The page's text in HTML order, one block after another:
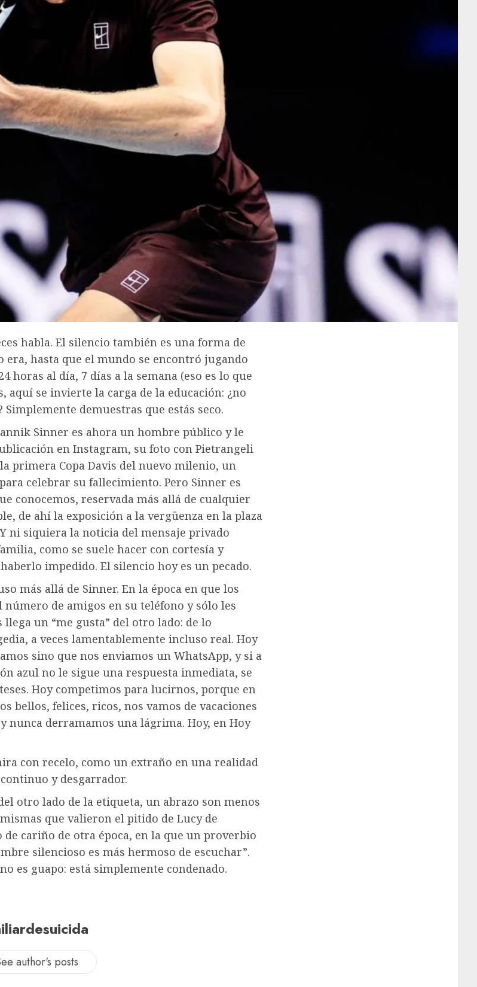
habla. El silencio también es una forma de
era, hasta que el mundo se encontró jugando
horas al día, 7 días a la semana (eso es lo que
aquí se invierte la carga de la educación: ¿no
demuestras que estás seco.
Sinner es ahora un hombre público y le
en Instagram, su foto con Pietrangeli
primera Copa Davis del nuevo milenio, un
celebrar su fallecimiento. Pero Sinner es
conocemos, reservada más allá de cualquier
de ahí la exposición a la vergüenza en la plaza
ni siquiera la noticia del mensaje privado
como se suele hacer con cortesía y
impedido. El silencio hoy es un pecado.
más allá de Sinner. En la época en que los
de amigos en su teléfono y sólo les
un “me gusta” del otro lado: de lo
a veces lamentablemente incluso real. Hoy
sino que nos enviamos un WhatsApp, y si a
azul no le sigue una respuesta inmediata, se
Hoy competimos para lucirnos, porque en
bellos, felices, ricos, nos vamos de vacaciones
nunca derramamos una lágrima. Hoy, en Hoy
con recelo, como un extraño en una realidad
y desgarrador.
otro lado de la etiqueta, un abrazo son menos
que valieron el pitido de Lucy de
de cariño de otra época, en la que un proverbio
silencioso es más hermoso de escuchar”.
es guapo: está simplemente condenado.
author's posts